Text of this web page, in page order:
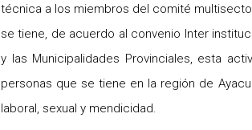
técnica a los miembros del comité
se tiene, de acuerdo al convenio Inter
y las Municipalidades Provinciales, esta
personas que se tiene en la región de
laboral, sexual y mendicidad.